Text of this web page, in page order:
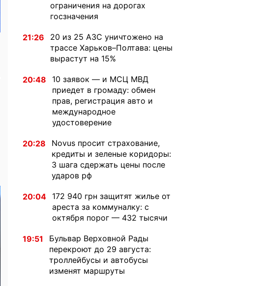
ограничения на дорогах
госзначения
21:26
20 из 25 АЗС уничтожено на
трассе Харьков–Полтава: цены
вырастут на 15%
20:48
10 заявок — и МСЦ МВД
приедет в громаду: обмен
прав, регистрация авто и
международное
удостоверение
20:28
Novus просит страхование,
кредиты и зеленые коридоры:
3 шага сдержать цены после
ударов рф
20:04
172 940 грн защитят жилье от
ареста за коммуналку: с
октября порог — 432 тысячи
19:51
Бульвар Верховной Рады
перекроют до 29 августа:
троллейбусы и автобусы
изменят маршруты